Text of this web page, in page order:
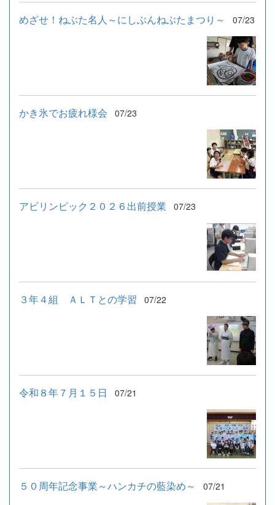
めざせ！ねぶた名人～にしぶんねぶたまつり～ 07/23
かき氷でお疲れ様会 07/23
アビリンピック２０２６出前授業 07/23
３年４組 ＡＬＴとの学習 07/22
令和８年７月１５日 07/21
５０周年記念事業～ハンカチの藍染め～ 07/21